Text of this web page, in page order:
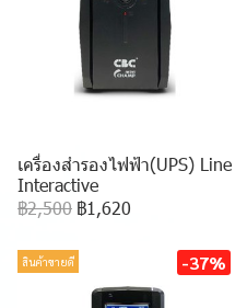
เครื่องสำรองไฟฟ้า(UPS) Line
Interactive
฿2,500 ฿1,620
สินค้าขายดี -37%